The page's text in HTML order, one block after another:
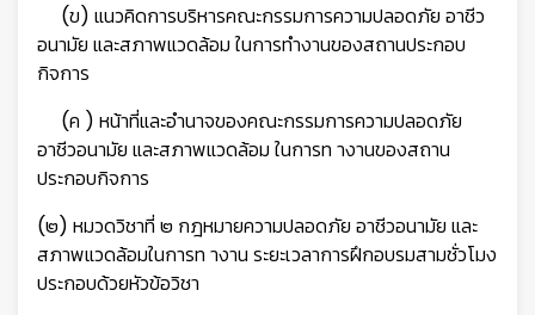
(ข) แนวคิดการบริหารคณะกรรมการความปลอดภัย อาชีว
อนามัย และสภาพแวดล้อม ในการทำงานของสถานประกอบ
กิจการ
(ค ) หน้าที่และอำนาจของคณะกรรมการความปลอดภัย
อาชีวอนามัย และสภาพแวดล้อม ในการท างานของสถาน
ประกอบกิจการ
(๒) หมวดวิชาที่ ๒ กฎหมายความปลอดภัย อาชีวอนามัย และ
สภาพแวดล้อมในการท างาน ระยะเวลาการฝึกอบรมสามชั่วโมง
ประกอบด้วยหัวข้อวิชา